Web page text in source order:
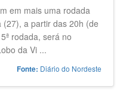
em mais uma rodada
a partir das 20h (de
rodada, será no
da Vi ...
Fonte: Diário do Nordeste